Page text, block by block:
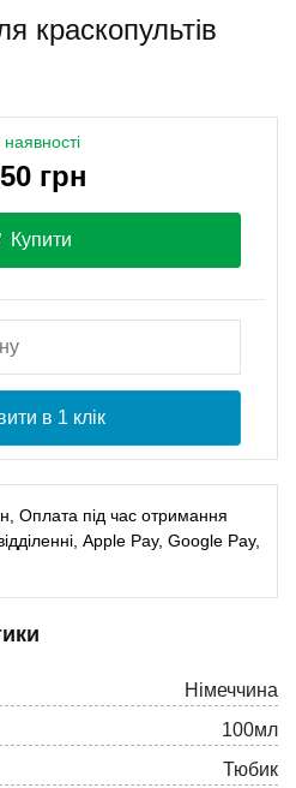
краскопультів
грн
Купити
в 1 клік
Оплата під час отримання
Apple Pay, Google Pay,
Німеччина
100мл
Тюбик